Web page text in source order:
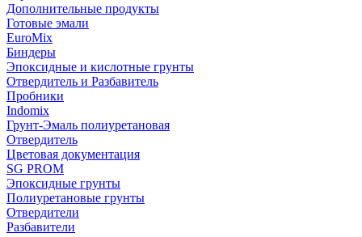
Дополнительные продукты
Готовые эмали
EuroMix
Биндеры
Эпоксидные и кислотные грунты
Отвердитель и Разбавитель
Пробники
Indomix
Грунт-Эмаль полиуретановая
Отвердитель
Цветовая документация
SG PROM
Эпоксидные грунты
Полиуретановые грунты
Отвердители
Разбавители